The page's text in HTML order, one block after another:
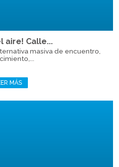
aire! Calle...
masiva de encuentro,
MÁS